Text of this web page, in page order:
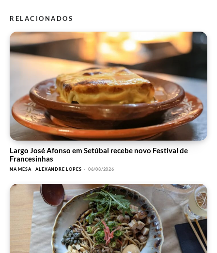
RELACIONADOS
Largo José Afonso em Setúbal recebe novo Festival de
Francesinhas
NA MESA ALEXANDRE LOPES - 06/08/2026